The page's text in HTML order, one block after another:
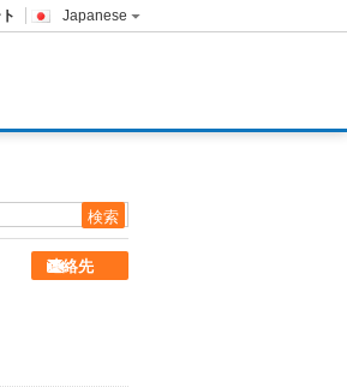
Japanese
連絡先